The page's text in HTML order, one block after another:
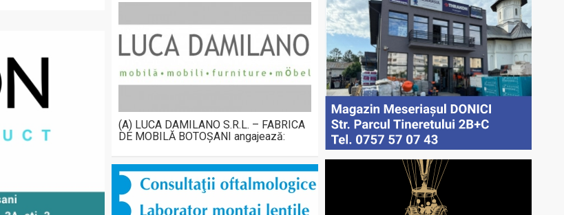
(A) LUCA DAMILANO S.R.L. – FABRICA
DE MOBILĂ BOTOȘANI angajează: